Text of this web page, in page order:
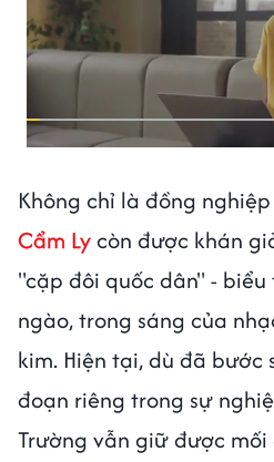
Không chỉ là đồng
Cẩm Lycòn được khán
"cặp đôi quốc dân" -
ngào, trong sáng của
kim. Hiện tại, dù đã bước
đoạn riêng trong sự
Trường vẫn giữ được